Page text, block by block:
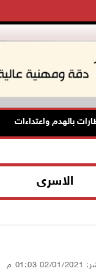
واعتداءات
الاسرى
م